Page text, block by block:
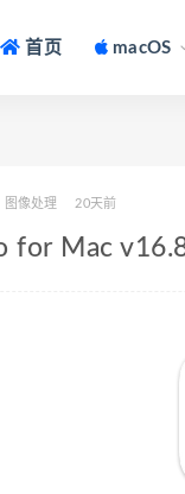
首页 macOS
图像处理 20天前
for Mac